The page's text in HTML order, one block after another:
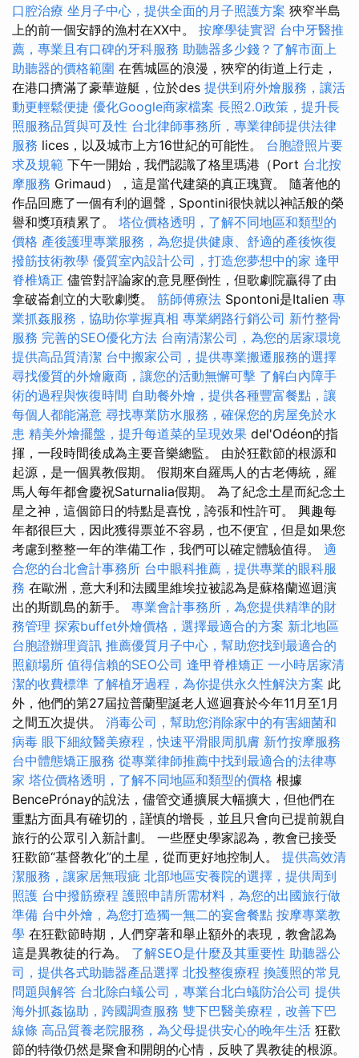
口腔治療 坐月子中心，提供全面的月子照護方案 狹窄半島
上的前一個安靜的漁村在XX中。 按摩學徒實習 台中牙醫推
薦，專業且有口碑的牙科服務 助聽器多少錢？了解市面上
助聽器的價格範圍 在舊城區的浪漫，狹窄的街道上行走，
在港口擠滿了豪華遊艇，位於des 提供到府外燴服務，讓活
動更輕鬆便捷 優化Google商家檔案 長照2.0政策，提升長
照服務品質與可及性 台北律師事務所，專業律師提供法律
服務 lices，以及城市上方16世紀的可能性。 台胞證照片要
求及規範 下午一開始，我們認識了格里瑪港（Port 台北按
摩服務 Grimaud），這是當代建築的真正瑰寶。 隨著他的
作品回應了一個有利的迴聲，Spontini很快就以神話般的榮
譽和獎項積累了。 塔位價格透明，了解不同地區和類型的
價格 產後護理專業服務，為您提供健康、舒適的產後恢復
撥筋技術教學 優質室內設計公司，打造您夢想中的家 逢甲
脊椎矯正 儘管對評論家的意見壓倒性，但歌劇院贏得了由
拿破崙創立的大歌劇獎。 筋師傅療法 Spontoni是Italien 專
業抓姦服務，協助你掌握真相 專業網路行銷公司 新竹整骨
服務 完善的SEO優化方法 台南清潔公司，為您的居家環境
提供高品質清潔 台中搬家公司，提供專業搬遷服務的選擇
尋找優質的外燴廠商，讓您的活動無懈可擊 了解白內障手
術的過程與恢復時間 自助餐外燴，提供各種豐富餐點，讓
每個人都能滿意 尋找專業防水服務，確保您的房屋免於水
患 精美外燴擺盤，提升每道菜的呈現效果 del'Odéon的指
揮，一段時間後成為主要音樂總監。 由於狂歡節的根源和
起源，是一個異教假期。 假期來自羅馬人的古老傳統，羅
馬人每年都會慶祝Saturnalia假期。 為了紀念土星而紀念土
星之神，這個節日的特點是喜悅，誇張和性許可。 興趣每
年都很巨大，因此獲得票並不容易，也不便宜，但是如果您
考慮到整整一年的準備工作，我們可以確定體驗值得。 適
合您的台北會計事務所 台中眼科推薦，提供專業的眼科服
務 在歐洲，意大利和法國里維埃拉被認為是蘇格蘭巡迴演
出的斯凱島的新手。 專業會計事務所，為您提供精準的財
務管理 探索buffet外燴價格，選擇最適合的方案 新北地區
台胞證辦理資訊 推薦優質月子中心，幫助您找到最適合的
照顧場所 值得信賴的SEO公司 逢甲脊椎矯正 一小時居家清
潔的收費標準 了解植牙過程，為你提供永久性解決方案 此
外，他們的第27屆拉普蘭聖誕老人巡迴賽於今年11月至1月
之間五次提供。 消毒公司，幫助您消除家中的有害細菌和
病毒 眼下細紋醫美療程，快速平滑眼周肌膚 新竹按摩服務
台中體態矯正服務 從專業律師推薦中找到最適合的法律專
家 塔位價格透明，了解不同地區和類型的價格 根據
BencePrónay的說法，儘管交通擴展大幅擴大，但他們在
重點方面具有確切的，謹慎的增長，並且只會向已提前親自
旅行的公眾引入新計劃。 一些歷史學家認為，教會已接受
狂歡節“基督教化”的土星，從而更好地控制人。 提供高效清
潔服務，讓家居無瑕疵 北部地區安養院的選擇，提供周到
照護 台中撥筋療程 護照申請所需材料，為您的出國旅行做
準備 台中外燴，為您打造獨一無二的宴會餐點 按摩專業教
學 在狂歡節時期，人們穿著和舉止額外的表現，教會認為
這是異教徒的行為。 了解SEO是什麼及其重要性 助聽器公
司，提供各式助聽器產品選擇 北投整復療程 換護照的常見
問題與解答 台北除白蟻公司，專業台北白蟻防治公司 提供
海外抓姦協助，跨國調查服務 雙下巴醫美療程，改善下巴
線條 高品質養老院服務，為父母提供安心的晚年生活 狂歡
節的特徵仍然是聚會和開朗的心情，反映了異教徒的根源。